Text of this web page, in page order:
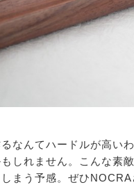
なんてハードルが高い
しれません。こんな素
まう予感。ぜひ